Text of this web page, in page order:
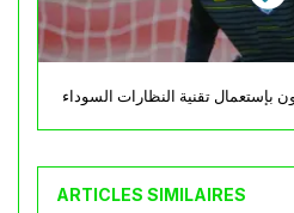
بإستعمال تقنية النظارات السوداء
ARTICLES SIMILAIRES